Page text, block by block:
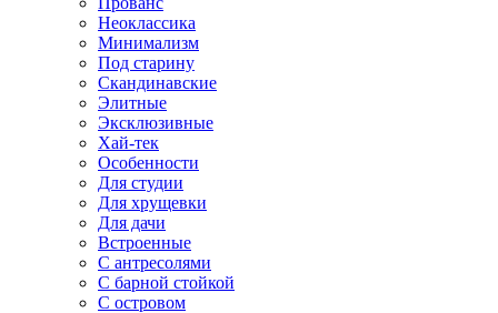
Неоклассика
Минимализм
Под старину
Скандинавские
Элитные
Эксклюзивные
Хай-тек
Особенности
Для студии
Для хрущевки
Для дачи
Встроенные
С антресолями
С барной стойкой
С островом